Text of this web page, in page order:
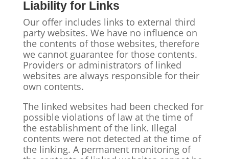
Liability for Links
Our offer includes links to external third
party websites. We have no influence on
the contents of those websites, therefore
we cannot guarantee for those contents.
Providers or administrators of linked
websites are always responsible for their
own contents.
The linked websites had been checked for
possible violations of law at the time of
the establishment of the link. Illegal
contents were not detected at the time of
the linking. A permanent monitoring of